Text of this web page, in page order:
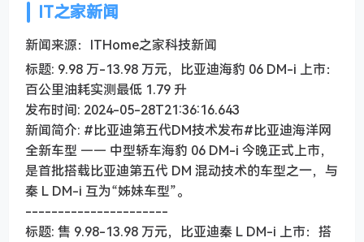
IT之家新闻
新闻来源：ITHome之家科技新闻
标题: 9.98 万-13.98 万元，比亚迪海豹 06 DM-i 上市：
百公里油耗实测最低 1.79 升
发布时间: 2024-05-28T21:36:16.643
新闻简介: #比亚迪第五代DM技术发布#比亚迪海洋网
全新车型 —— 中型轿车海豹 06 DM-i 今晚正式上市，
是首批搭载比亚迪第五代 DM 混动技术的车型之一，与
秦 L DM-i 互为“姊妹车型”。
----------------------
标题: 售 9.98-13.98 万元，比亚迪秦 L DM-i 上市：搭